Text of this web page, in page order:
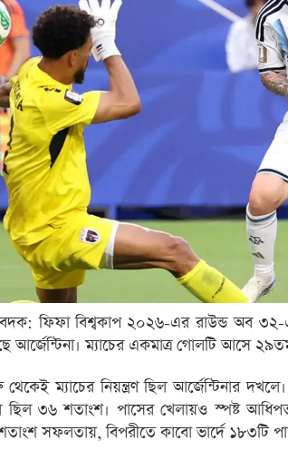
ফিফা বিশ্বকাপ ২০২৬-এর রাউন্ড অব ৩২-এ
আর্জেন্টিনা। ম্যাচের একমাত্র গোলটি আসে
থেকেই ম্যাচের নিয়ন্ত্রণ ছিল আর্জেন্টিনার
ছিল ৩৬ শতাংশ। পাসের খেলায়ও স্পষ্ট
সফলতায়, বিপরীতে কাবো ভার্দে ১৮৩টি